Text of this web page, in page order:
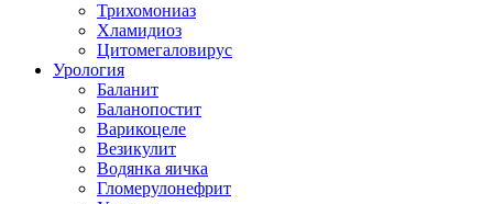
Трихомониаз
Хламидиоз
Цитомегаловирус
Урология
Баланит
Баланопостит
Варикоцеле
Везикулит
Водянка яичка
Гломерулонефрит